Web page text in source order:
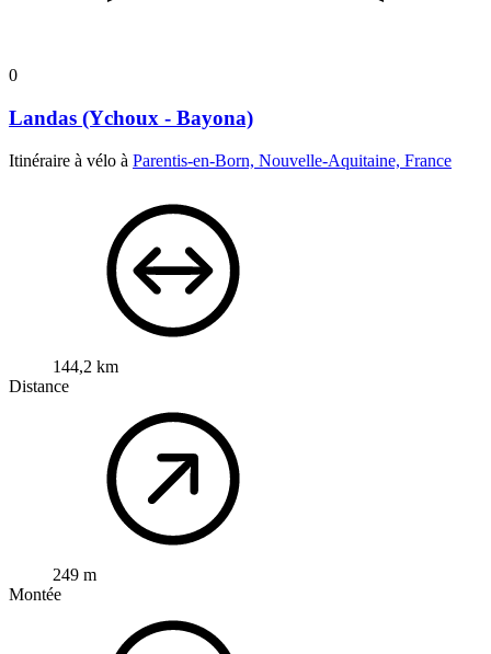
0
Landas (Ychoux - Bayona)
Itinéraire à vélo à Parentis-en-Born, Nouvelle-Aquitaine, France
144,2 km
Distance
249 m
Montée